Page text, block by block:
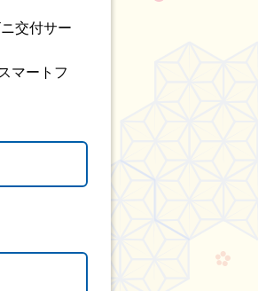
交付サー
マートフ